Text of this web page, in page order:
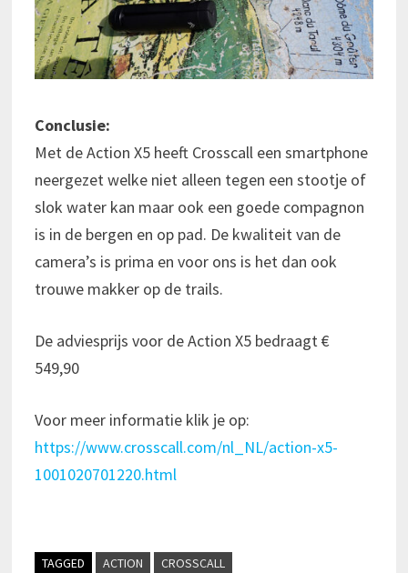
Conclusie:
Met de Action X5 heeft Crosscall een smartphone
neergezet welke niet alleen tegen een stootje of
slok water kan maar ook een goede compagnon
is in de bergen en op pad. De kwaliteit van de
camera’s is prima en voor ons is het dan ook
trouwe makker op de trails.
De adviesprijs voor de Action X5 bedraagt €
549,90
Voor meer informatie klik je op:
https://www.crosscall.com/nl_NL/action-x5-
1001020701220.html
TAGGED ACTION CROSSCALL